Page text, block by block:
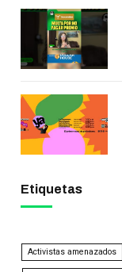
Etiquetas
Activistas amenazados